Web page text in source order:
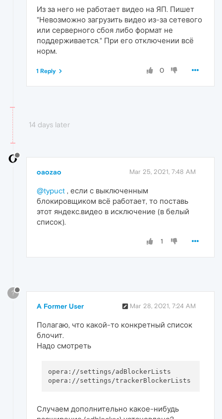
Из за него не работает видео на ЯП. Пишет
"Невозможно загрузить видео из-за сетевого
или серверного сбоя либо формат не
поддерживается." При его отключении всё
норм.
0
1 Reply
14 days later
oaozao Mar 25, 2021, 7:48 AM
@typuct , если с выключенным
блокировщиком всё работает, то поставь
этот яндекс.видео в исключение (в белый
список).
1
?
A Former User Mar 28, 2021, 7:24 AM
Полагаю, что какой-то конкретный список
блочит.
Надо смотреть
opera://settings/adBlockerLists
Случаем дополнительно какое-нибудь